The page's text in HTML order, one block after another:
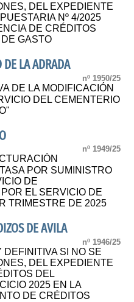
DEL EXPEDIENTE
Nº 4/2025
DE CRÉDITOS
GASTO
DE LA ADRADA
nº 1950/25
DE LA MODIFICACIÓN
DEL CEMENTERIO
nº 1949/25
POR SUMINISTRO
DE
EL SERVICIO DE
TRIMESTRE DE 2025
DE AVILA
nº 1946/25
SI NO SE
DEL EXPEDIENTE
DEL
2025 EN LA
DE CRÉDITOS